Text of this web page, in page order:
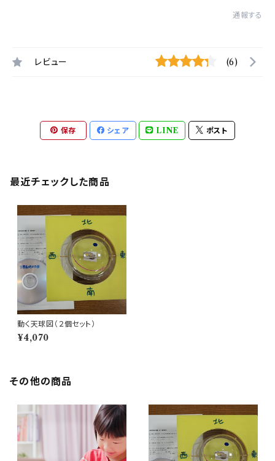
通報する
レビュー (6)
保存 シェア LINE ポスト
最近チェックした商品
動く天球図（２個セット）
¥4,070
その他の商品